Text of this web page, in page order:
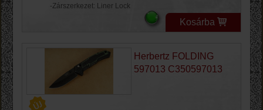
-Zárszerkezet: Liner Lock
Kosárba
Herbertz FOLDING
597013 C350597013